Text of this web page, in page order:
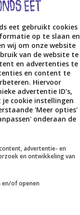
eet gebruikt cookies
op te slaan en
wij om onze website
van de website te
en advertenties te
en content te
Hiervoor
advertentie ID’s,
cookie instellingen
'Meer opties'
onderaan de
advertentie- en
en ontwikkeling van
en/of openen